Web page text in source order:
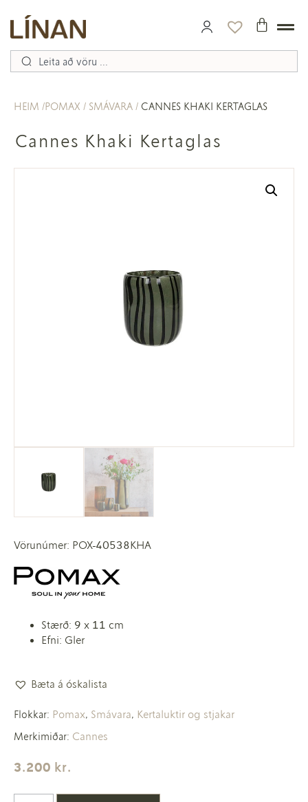
HEIM POMAX SMÁVARA CANNES KHAKI KERTAGLAS
Cannes Khaki Kertaglas
Vörunúmer: POX-40538KHA
Stærð: 9 x 11 cm
Efni: Gler
Bæta á óskalista
Flokkar: Pomax, Smávara, Kertaluktir og stjakar
Merkimiðar: Cannes
3.200 kr.